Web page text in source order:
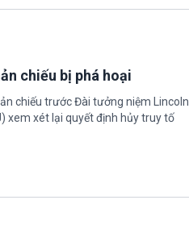
chiếu bị phá hoại
chiếu trước Đài tưởng niệm Lincoln
xem xét lại quyết định hủy truy tố